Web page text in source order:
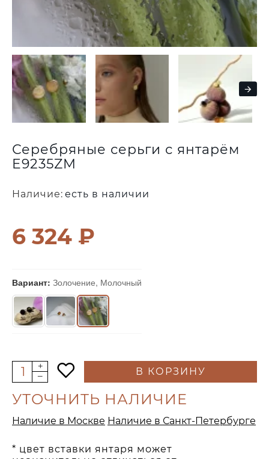
Серебряные серьги с янтарём
E9235ZM
6 324 ₽
Вариант: Золочение, Молочный
Наличие: есть в наличии
В КОРЗИНУ
* цвет вставки янтаря может
УТОЧНИТЬ НАЛИЧИЕ
Наличие в Москве Наличие в Санкт-Петербурге